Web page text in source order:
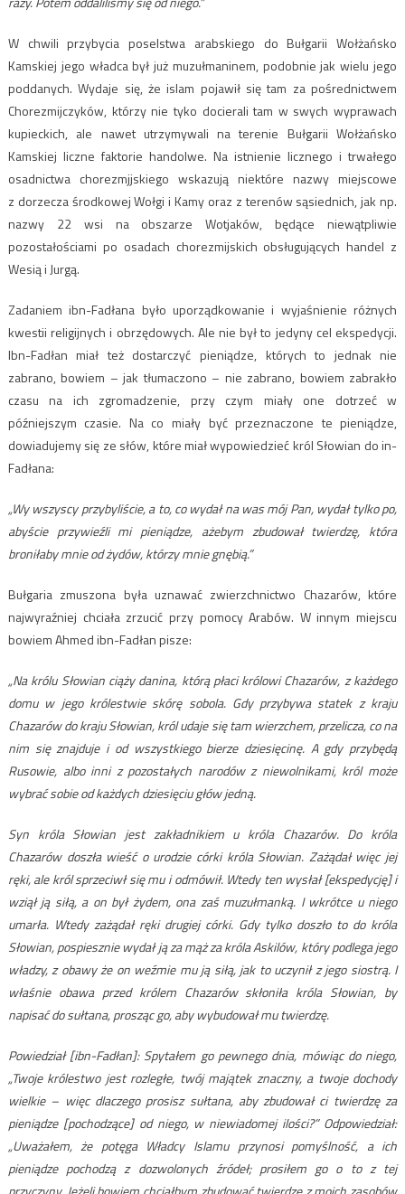
W chwili przybycia poselstwa arabskiego do Bułgarii Wołżańsko
Kamskiej jego władca był już muzułmaninem, podobnie jak wielu jego
poddanych. Wydaje się, że islam pojawił się tam za pośrednictwem
Chorezmijczyków, którzy nie tyko docierali tam w swych wyprawach
kupieckich, ale nawet utrzymywali na terenie Bułgarii Wołżańsko
Kamskiej liczne faktorie handolwe. Na istnienie licznego i trwałego
osadnictwa chorezmjjskiego wskazują niektóre nazwy miejscowe
z dorzecza środkowej Wołgi i Kamy oraz z terenów sąsiednich, jak np.
nazwy 22 wsi na obszarze Wotjaków, będące niewątpliwie
pozostałościami po osadach chorezmijskich obsługujących handel z
Wesią i Jurgą.
Zadaniem ibn-Fadłana było uporządkowanie i wyjaśnienie różnych
kwestii religijnych i obrzędowych. Ale nie był to jedyny cel ekspedycji.
Ibn-Fadłan miał też dostarczyć pieniądze, których to jednak nie
zabrano, bowiem – jak tłumaczono – nie zabrano, bowiem zabrakło
czasu na ich zgromadzenie, przy czym miały one dotrzeć w
późniejszym czasie. Na co miały być przeznaczone te pieniądze,
dowiadujemy się ze słów, które miał wypowiedzieć król Słowian do in-
Fadłana:
„Wy wszyscy przybyliście, a to, co wydał na was mój Pan, wydał tylko po,
abyście przywieźli mi pieniądze, ażebym zbudował twierdzę, która
broniłaby mnie od żydów, którzy mnie gnębią.”
Bułgaria zmuszona była uznawać zwierzchnictwo Chazarów, które
najwyraźniej chciała zrzucić przy pomocy Arabów. W innym miejscu
bowiem Ahmed ibn-Fadłan pisze:
„Na królu Słowian ciąży danina, którą płaci królowi Chazarów, z każdego
domu w jego królestwie skórę sobola. Gdy przybywa statek z kraju
Chazarów do kraju Słowian, król udaje się tam wierzchem, przelicza, co na
nim się znajduje i od wszystkiego bierze dziesięcinę. A gdy przybędą
Rusowie, albo inni z pozostałych narodów z niewolnikami, król może
wybrać sobie od każdych dziesięciu głów jedną.
Syn króla Słowian jest zakładnikiem u króla Chazarów. Do króla
Chazarów doszła wieść o urodzie córki króla Słowian. Zażądał więc jej
ręki, ale król sprzeciwł się mu i odmówił. Wtedy ten wysłał [ekspedycję] i
wziął ją siłą, a on był żydem, ona zaś muzułmanką. I wkrótce u niego
umarła. Wtedy zażądał ręki drugiej córki. Gdy tylko doszło to do króla
Słowian, pospiesznie wydał ją za mąż za króla Askilów, który podlega jego
władzy, z obawy że on weźmie mu ją siłą, jak to uczynił z jego siostrą. I
właśnie obawa przed królem Chazarów skłoniła króla Słowian, by
napisać do sułtana, prosząc go, aby wybudował mu twierdzę.
Powiedział [ibn-Fadłan]: Spytałem go pewnego dnia, mówiąc do niego,
„Twoje królestwo jest rozległe, twój majątek znaczny, a twoje dochody
wielkie – więc dlaczego prosisz sułtana, aby zbudował ci twierdzę za
pieniądze [pochodzące] od niego, w niewiadomej ilości?” Odpowiedział:
„Uważałem, że potęga Władcy Islamu przynosi pomyślność, a ich
pieniądze pochodzą z dozwolonych źródeł; prosiłem go o to z tej